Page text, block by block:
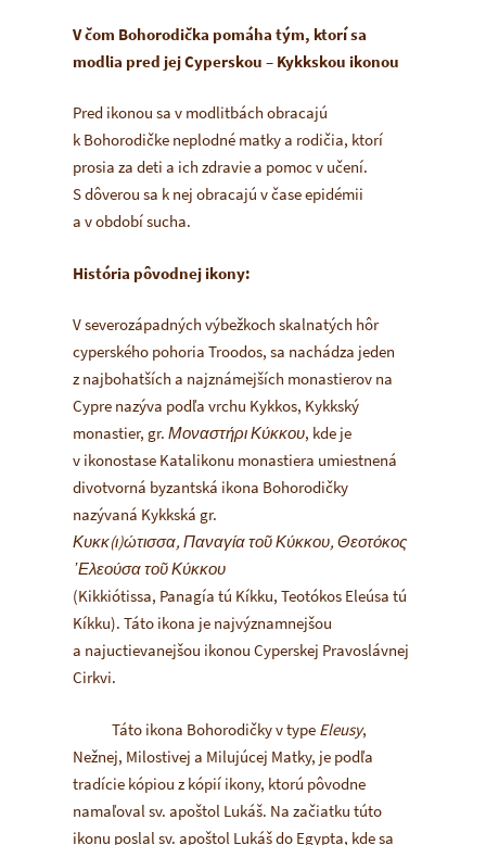
V čom Bohorodička pomáha tým, ktorí sa
modlia pred jej Cyperskou – Kykkskou ikonou
Pred ikonou sa v modlitbách obracajú
k Bohorodičke neplodné matky a rodičia, ktorí
prosia za deti a ich zdravie a pomoc v učení.
S dôverou sa k nej obracajú v čase epidémii
a v období sucha.
História pôvodnej ikony:
V severozápadných výbežkoch skalnatých hôr
cyperského pohoria Troodos, sa nachádza jeden
z najbohatších a najznámejších monastierov na
Cypre nazýva podľa vrchu Kykkos, Kykkský
monastier, gr. Μοναστήρι Κύκκου, kde je
v ikonostase Katalikonu monastiera umiestnená
divotvorná byzantská ikona Bohorodičky
nazývaná Kykkská gr.
Κυκκ(ι)ώτισσα, Παναγία τοῦ Κύκκου, Θεοτόκος
᾿Ελεούσα τοῦ Κύκκου
(Kikkiótissa, Panagía tú Kíkku, Teotókos Eleúsa tú
Kíkku). Táto ikona je najvýznamnejšou
a najuctievanejšou ikonou Cyperskej Pravoslávnej
Cirkvi.
Táto ikona Bohorodičky v type Eleusy,
Nežnej, Milostivej a Milujúcej Matky, je podľa
tradície kópiou z kópií ikony, ktorú pôvodne
namaľoval sv. apoštol Lukáš. Na začiatku túto
ikonu poslal sv. apoštol Lukáš do Egypta, kde sa